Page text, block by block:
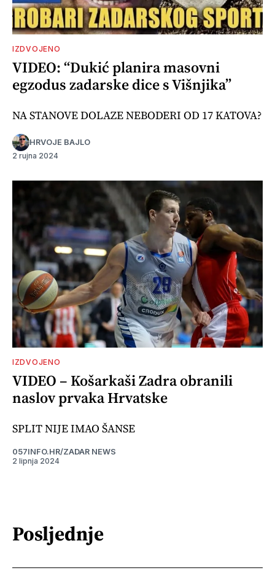
IZDVOJENO
VIDEO: “Dukić planira masovni
egzodus zadarske dice s Višnjika”
NA STANOVE DOLAZE NEBODERI OD 17 KATOVA?
HRVOJE BAJLO
2 rujna 2024
IZDVOJENO
VIDEO – Košarkaši Zadra obranili
naslov prvaka Hrvatske
SPLIT NIJE IMAO ŠANSE
057INFO.HR/ZADAR NEWS
2 lipnja 2024
Posljednje